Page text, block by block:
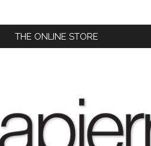
THE ONLINE STORE